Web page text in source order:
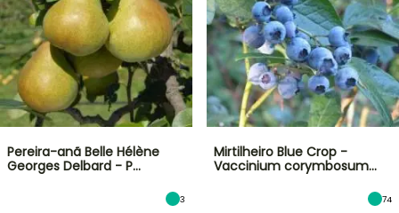
Pereira-anã Belle Hélène
Georges Delbard - P…
3
Mirtilheiro Blue Crop -
Vaccinium corymbosum…
74